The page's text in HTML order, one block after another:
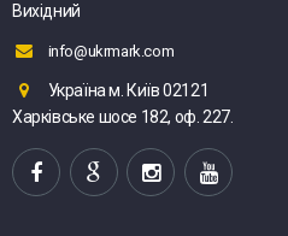
Вихідний
info@ukrmark.com
Україна м. Київ 02121
Харківське шосе 182, оф. 227.